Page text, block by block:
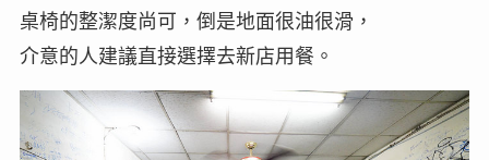
桌椅的整潔度尚可，倒是地面很油很滑，
介意的人建議直接選擇去新店用餐。